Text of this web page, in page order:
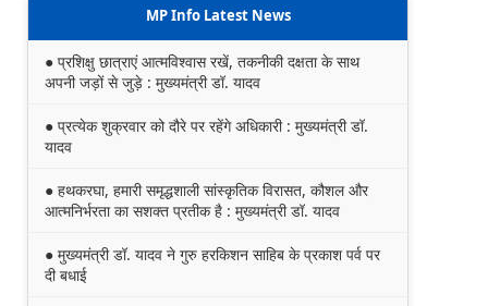
MP Info Latest News
● प्रशिक्षु छात्राएं आत्मविश्वास रखें, तकनीकी दक्षता के साथ
अपनी जड़ों से जुड़े : मुख्यमंत्री डॉ. यादव
● प्रत्येक शुक्रवार को दौरे पर रहेंगे अधिकारी : मुख्यमंत्री डॉ.
यादव
● हथकरघा, हमारी समृद्धशाली सांस्कृतिक विरासत, कौशल और
आत्मनिर्भरता का सशक्त प्रतीक है : मुख्यमंत्री डॉ. यादव
● मुख्यमंत्री डॉ. यादव ने गुरु हरकिशन साहिब के प्रकाश पर्व पर
दी बधाई